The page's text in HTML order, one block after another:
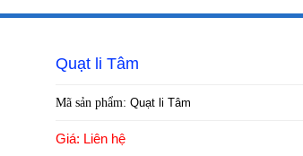
Quạt li Tâm
Mã sản phẩm: Quạt li Tâm
Giá: Liên hệ